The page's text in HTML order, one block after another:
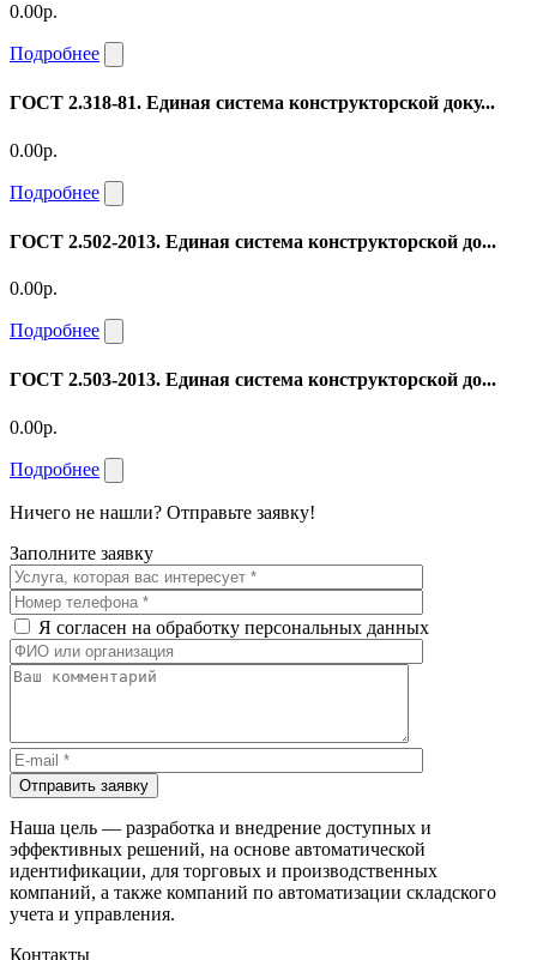
0.00р.
Подробнее
ГОСТ 2.318-81. Единая система конструкторской доку...
0.00р.
Подробнее
ГОСТ 2.502-2013. Единая система конструкторской до...
0.00р.
Подробнее
ГОСТ 2.503-2013. Единая система конструкторской до...
0.00р.
Подробнее
Ничего не нашли? Отправьте заявку!
Заполните заявку
Я согласен на обработку персональных данных
Отправить заявку
Наша цель — разработка и внедрение доступных и
эффективных решений, на основе автоматической
идентификации, для торговых и производственных
компаний, а также компаний по автоматизации складского
учета и управления.
Контакты